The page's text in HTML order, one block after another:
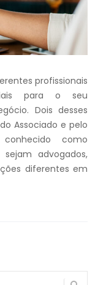
profissionais
para o seu
Dois desses
Associado e pelo
como
advogados,
diferentes em